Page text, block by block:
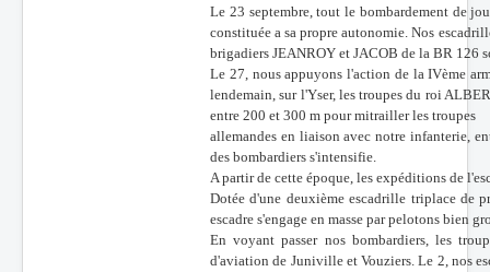
Le 23 septembre, tout le bombardement de
constituée a sa propre autonomie. Nos
brigadiers JEANROY et JACOB de la BR 126
Le 27, nous appuyons l'action de la IVème
lendemain, sur l'Yser, les troupes du roi
entre 200 et 300 m pour mitrailler les troupes
allemandes en liaison avec notre infanterie,
des bombardiers s'intensifie.
A partir de cette époque, les expéditions de
Dotée d'une deuxième escadrille triplace de
escadre s'engage en masse par pelotons bien
En voyant passer nos bombardiers, les
d'aviation de Juniville et Vouziers. Le 2, nos